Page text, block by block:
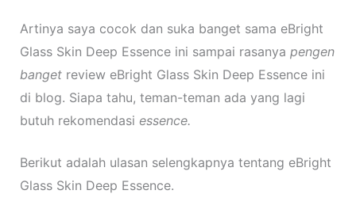
Artinya saya cocok dan suka banget sama eBright
Glass Skin Deep Essence ini sampai rasanya pengen
banget review eBright Glass Skin Deep Essence ini
di blog. Siapa tahu, teman-teman ada yang lagi
butuh rekomendasi essence.
Berikut adalah ulasan selengkapnya tentang eBright
Glass Skin Deep Essence.